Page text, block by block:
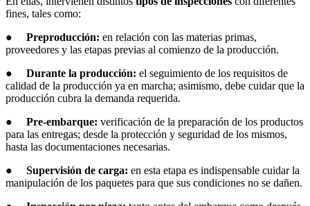
fines, tales como:
● Preproducción: en relación con las materias primas,
proveedores y las etapas previas al comienzo de la producción.
● Durante la producción: el seguimiento de los requisitos de
calidad de la producción ya en marcha; asimismo, debe cuidar que la
producción cubra la demanda requerida.
● Pre-embarque: verificación de la preparación de los productos
para las entregas; desde la protección y seguridad de los mismos,
hasta las documentaciones necesarias.
● Supervisión de carga: en esta etapa es indispensable cuidar la
manipulación de los paquetes para que sus condiciones no se dañen.